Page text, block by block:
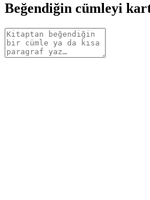
Beğendiğin cümleyi
Alıntı
metni